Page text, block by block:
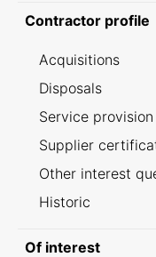
Contractor profile
Acquisitions
Disposals
Service provision
Supplier
Other interest
Historic
Of interest